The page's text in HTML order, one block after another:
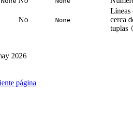
No None
Líneas
cerca
tuplas
2026
página